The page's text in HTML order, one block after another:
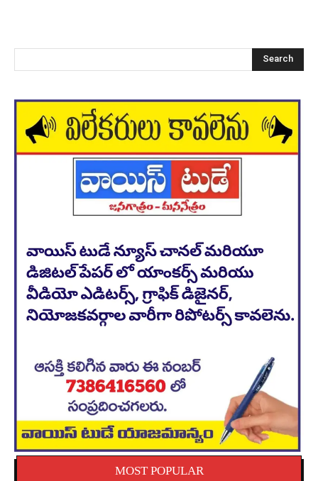
Search
MOST POPULAR